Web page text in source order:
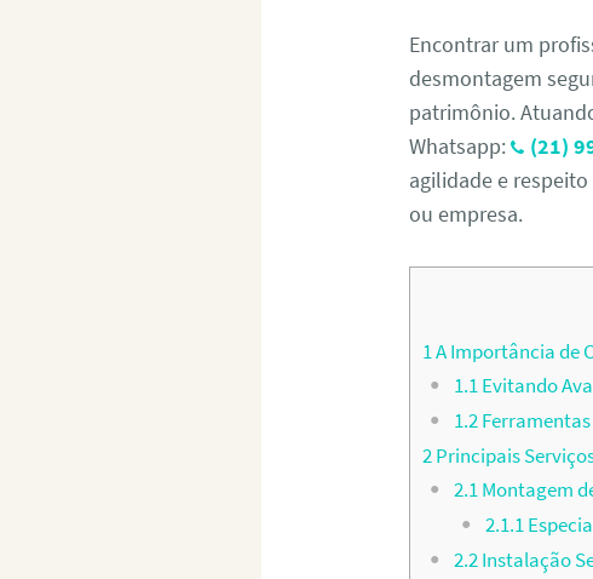
Encontrar um
desmontagem
patrimônio.
Whatsapp:
(21)
agilidade e
ou empresa.
1A Importância de
1.1Evitando
1.2
2Principais
2.1Montagem
2.1.1
2.2Instalação